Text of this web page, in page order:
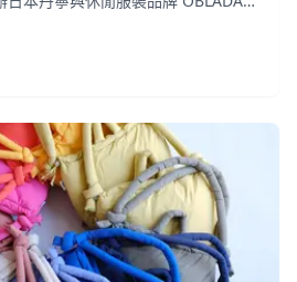
於將復古與美式休閒風格現代化，現
BARNEYS NEW YORK 限定配色款
舉辦 Instagram 直播。